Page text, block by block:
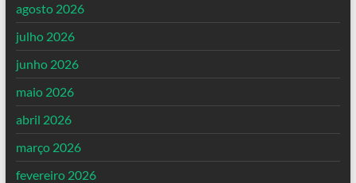
agosto 2026
julho 2026
junho 2026
maio 2026
abril 2026
março 2026
fevereiro 2026